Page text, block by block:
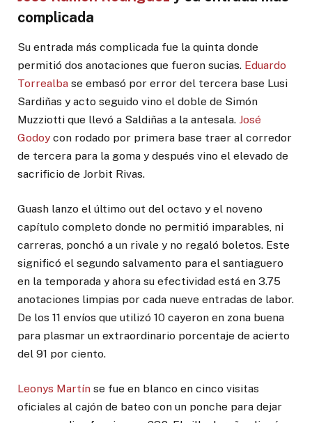
complicada
Su entrada más complicada fue la quinta donde
permitió dos anotaciones que fueron sucias. Eduardo
Torrealba se embasó por error del tercera base Lusi
Sardiñas y acto seguido vino el doble de Simón
Muzziotti que llevó a Saldiñas a la antesala. José
Godoy con rodado por primera base traer al corredor
de tercera para la goma y después vino el elevado de
sacrificio de Jorbit Rivas.
Guash lanzo el último out del octavo y el noveno
capítulo completo donde no permitió imparables, ni
carreras, ponchó a un rivale y no regaló boletos. Este
significó el segundo salvamento para el santiaguero
en la temporada y ahora su efectividad está en 3.75
anotaciones limpias por cada nueve entradas de labor.
De los 11 envíos que utilizó 10 cayeron en zona buena
para plasmar un extraordinario porcentaje de acierto
del 91 por ciento.
Leonys Martín se fue en blanco en cinco visitas
oficiales al cajón de bateo con un ponche para dejar